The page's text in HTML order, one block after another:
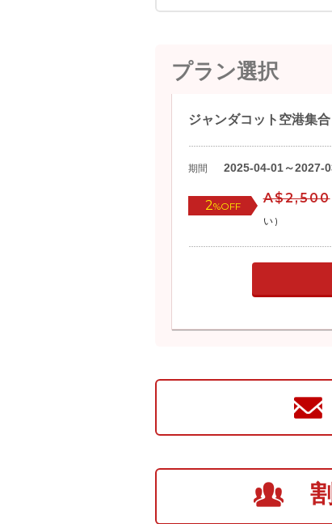
プラン選択
ジャンダコット空港集合
期間 2025-04-01～2027-
2%OFF
A$2,500
い)